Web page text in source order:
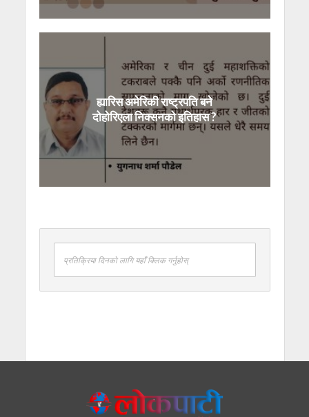
ह्यारिस अमेरिकी राष्ट्रपति बने
दोहोरिएला निक्सनको इतिहास ?
प्रतिक्रिया दिनको लागि यहाँ क्लिक गर्नुहोस्